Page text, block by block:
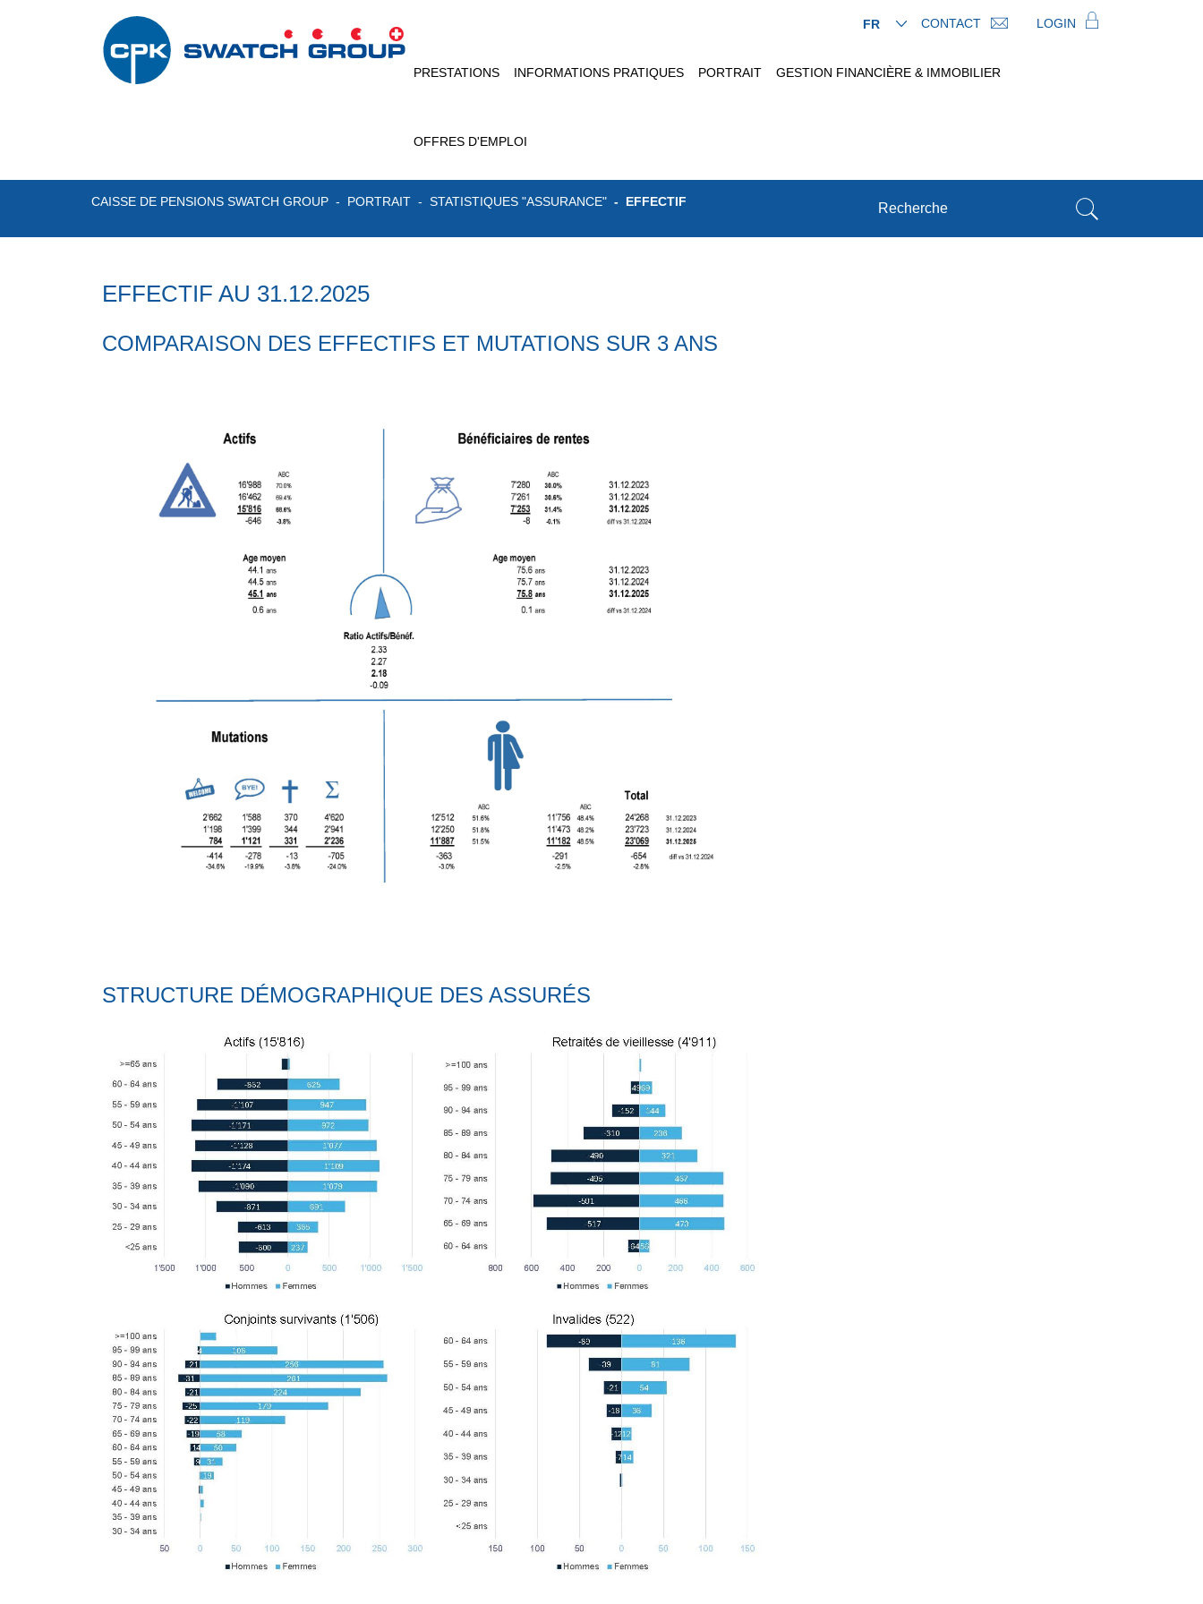
FR CONTACT LOGIN
PRESTATIONS INFORMATIONS PRATIQUES PORTRAIT GESTION FINANCIÈRE & IMMOBILIER
OFFRES D'EMPLOI
CAISSE DE PENSIONS SWATCH GROUP PORTRAIT STATISTIQUES "ASSURANCE" EFFECTIF
EFFECTIF AU 31.12.2025
COMPARAISON DES EFFECTIFS ET MUTATIONS SUR 3 ANS
STRUCTURE DÉMOGRAPHIQUE DES ASSURÉS